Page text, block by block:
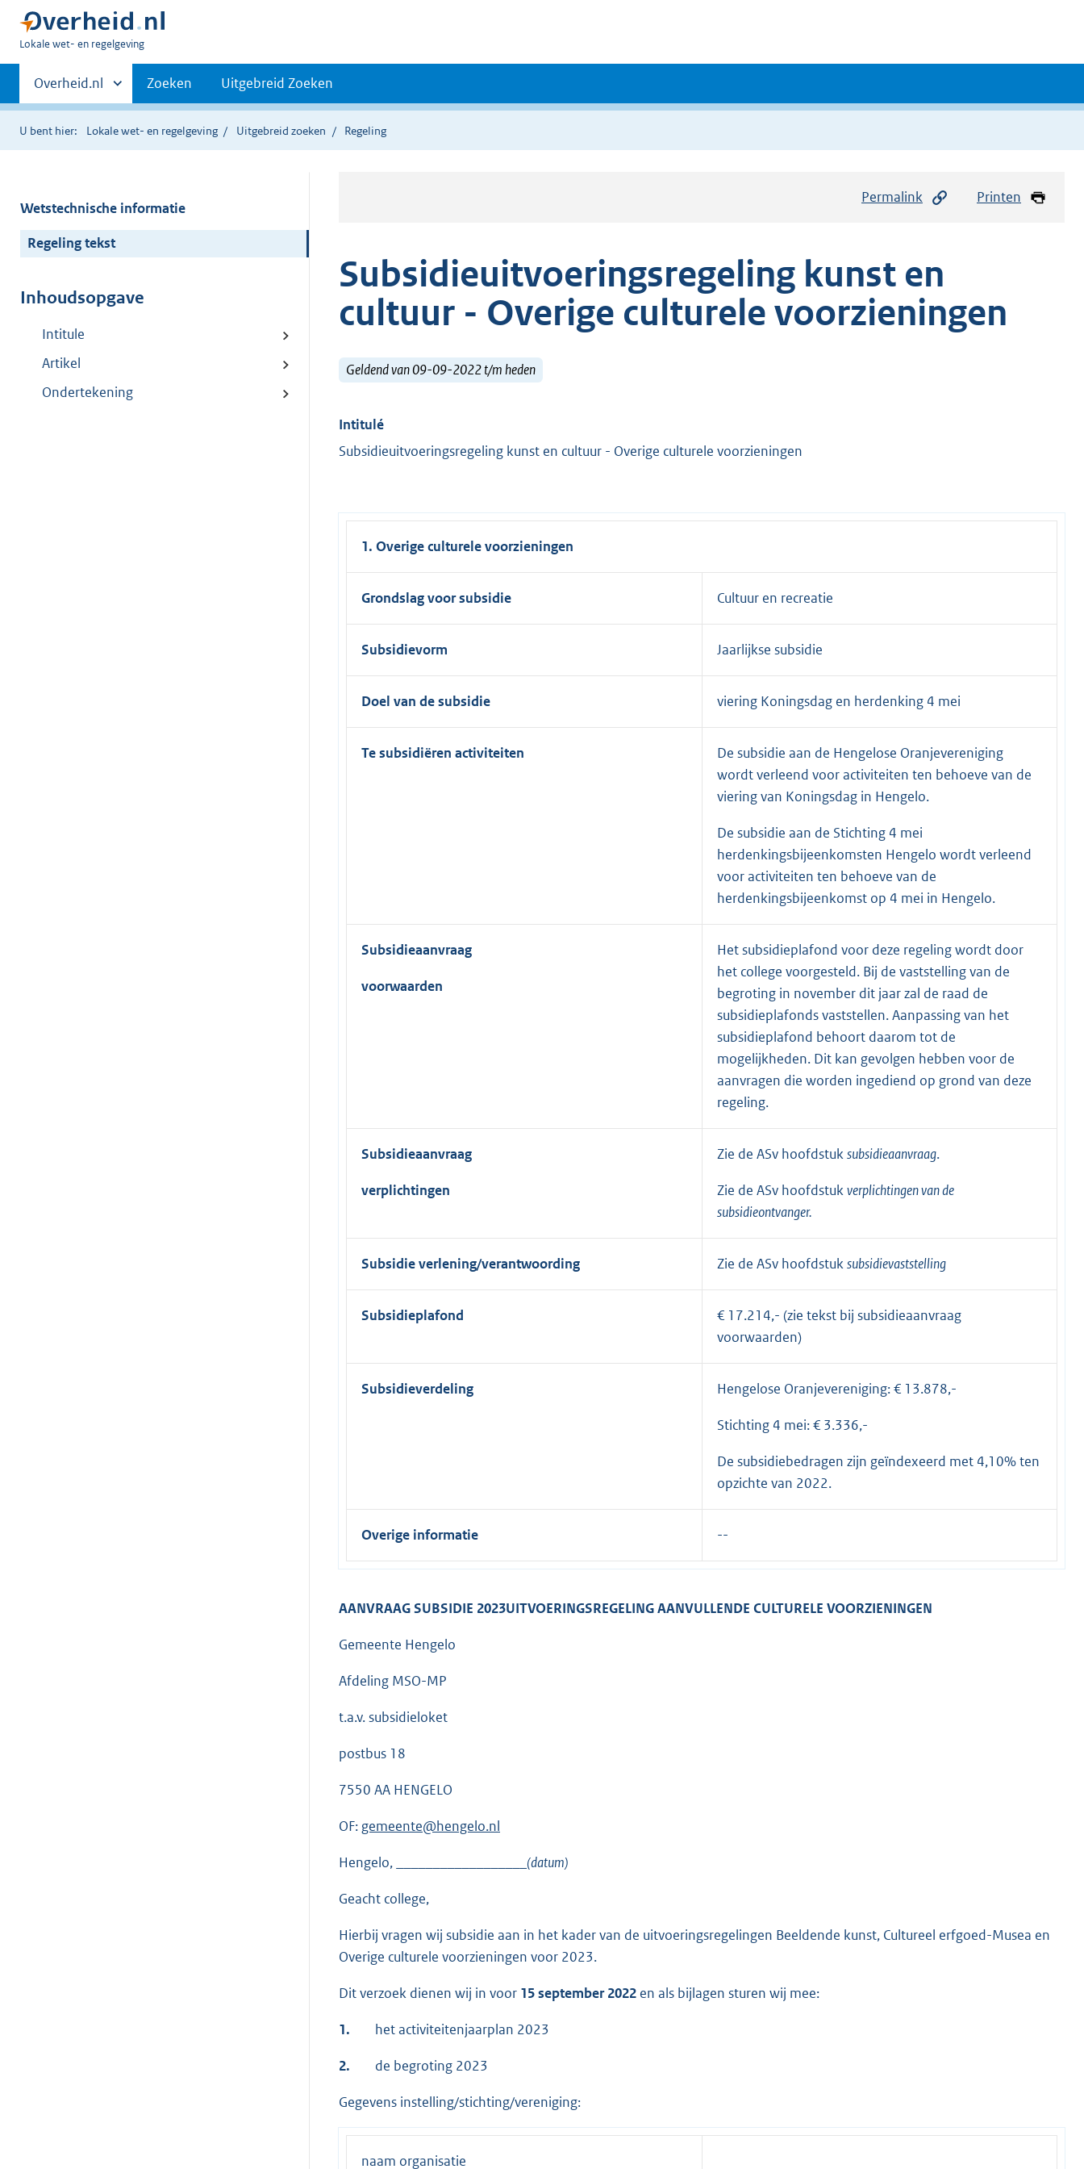
U
hier:
Lokale wet- en regelgeving
Primaire
navigatie
Andere
sites
binnen
Overheid.nl Zoeken Uitgebreid Zoeken
U bent hier: Lokale wet- en regelgeving Uitgebreid zoeken Regeling
Wetstechnische informatie
Regeling tekst
Inhoudsopgave
Intitule
Artikel
Ondertekening
Permalink Printen
Subsidieuitvoeringsregeling kunst en
cultuur - Overige culturele voorzieningen
Geldend van 09-09-2022 t/m heden
Intitulé
Subsidieuitvoeringsregeling kunst en cultuur - Overige culturele voorzieningen
1. Overige culturele voorzieningen
Grondslag voor subsidie Cultuur en recreatie
Subsidievorm Jaarlijkse subsidie
Doel van de subsidie viering Koningsdag en herdenking 4 mei
Te subsidiëren activiteiten
De subsidie aan de Hengelose Oranjevereniging
wordt verleend voor activiteiten ten behoeve van de
viering van Koningsdag in Hengelo.
De subsidie aan de Stichting 4 mei
herdenkingsbijeenkomsten Hengelo wordt verleend
voor activiteiten ten behoeve van de
herdenkingsbijeenkomst op 4 mei in Hengelo.
Subsidieaanvraag
voorwaarden
Het subsidieplafond voor deze regeling wordt door
het college voorgesteld. Bij de vaststelling van de
begroting in november dit jaar zal de raad de
subsidieplafonds vaststellen. Aanpassing van het
subsidieplafond behoort daarom tot de
mogelijkheden. Dit kan gevolgen hebben voor de
aanvragen die worden ingediend op grond van deze
regeling.
Subsidieaanvraag
verplichtingen
Zie de ASv hoofdstuksubsidieaanvraag.
Zie de ASv hoofdstukverplichtingen van de
subsidieontvanger.
Subsidie verlening/verantwoording Zie de ASv hoofdstuksubsidievaststelling
Subsidieplafond
€ 17.214,- (zie tekst bij subsidieaanvraag
voorwaarden)
Subsidieverdeling Hengelose Oranjevereniging: € 13.878,-
Stichting 4 mei: € 3.336,-
De subsidiebedragen zijn geïndexeerd met 4,10% ten
opzichte van 2022.
Overige informatie --
AANVRAAGSUBSIDIE 2023UITVOERINGSREGELING AANVULLENDE CULTURELE VOORZIENINGEN
Gemeente Hengelo
Afdeling MSO-MP
t.a.v. subsidieloket
postbus 18
7550 AA HENGELO
OF: gemeente@hengelo.nl
Hengelo, __________________ (datum)
Geacht college,
Hierbij vragen wij subsidie aan in het kader van de uitvoeringsregelingen Beeldende kunst, Cultureel erfgoed-Musea en
Overige culturele voorzieningen voor 2023.
Dit verzoek dienen wij in voor 15 september 2022 en als bijlagen sturen wij mee:
1. het activiteitenjaarplan 2023
2. de begroting 2023
Gegevens instelling/stichting/vereniging:
naam organisatie